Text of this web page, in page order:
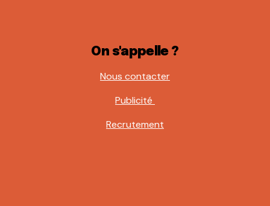
On s'appelle ?
Nous contacter
Publicité
Recrutement